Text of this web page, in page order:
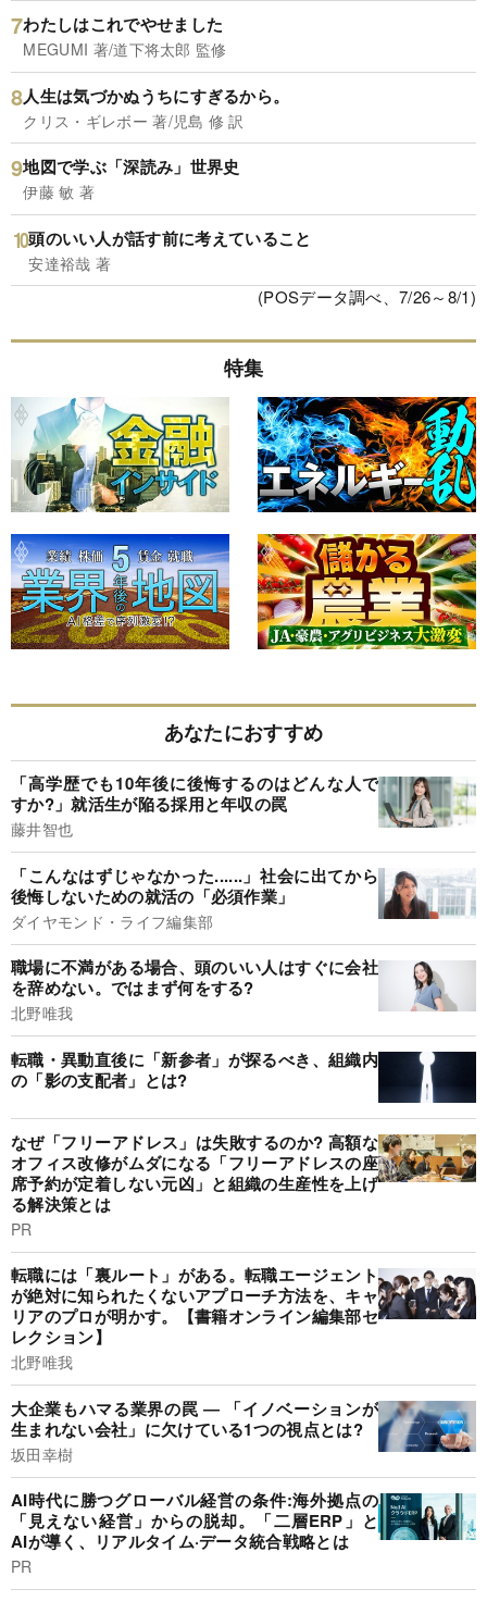
わたしはこれでやせました
MEGUMI 著/道下将太郎 監修
人生は気づかぬうちにすぎるから。
クリス・ギレボー 著/児島 修 訳
地図で学ぶ「深読み」世界史
伊藤 敏 著
頭のいい人が話す前に考えていること
安達裕哉 著
(POSデータ調べ、7/26～8/1)
特集
あなたにおすすめ
「高学歴でも10年後に後悔するのはどんな人で
すか?」就活生が陥る採用と年収の罠
藤井智也
「こんなはずじゃなかった......」社会に出てから
後悔しないための就活の「必須作業」
ダイヤモンド・ライフ編集部
職場に不満がある場合、頭のいい人はすぐに会社
を辞めない。ではまず何をする?
北野唯我
転職・異動直後に「新参者」が探るべき、組織内
の「影の支配者」とは?
なぜ「フリーアドレス」は失敗するのか? 高額な
オフィス改修がムダになる「フリーアドレスの座
席予約が定着しない元凶」と組織の生産性を上げ
る解決策とは
PR
転職には「裏ルート」がある。転職エージェント
が絶対に知られたくないアプローチ方法を、キャ
リアのプロが明かす。【書籍オンライン編集部セ
レクション】
北野唯我
大企業もハマる業界の罠 ― 「イノベーションが
生まれない会社」に欠けている1つの視点とは?
坂田幸樹
AI時代に勝つグローバル経営の条件:海外拠点の
「見えない経営」からの脱却。「二層ERP」と
AIが導く、リアルタイム·データ統合戦略とは
PR